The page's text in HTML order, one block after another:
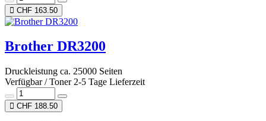
CHF 163.50
Brother DR3200
Druckleistung ca. 25000 Seiten
Verfügbar / Toner 2-5 Tage Lieferzeit
CHF 188.50